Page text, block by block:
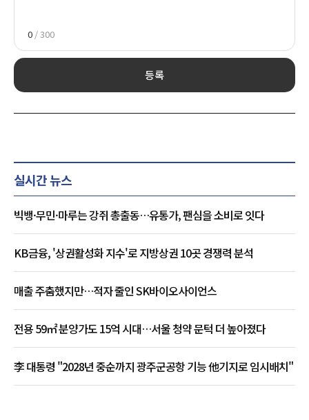
0 / 300
등록
실시간 뉴스
빅뱅·무민·마루는 강쥐 총출동…유통가, 팬심을 소비로 잇다
KB금융, '상권활성화 지수'로 지방상권 10곳 경쟁력 분석
매출 주춤했지만…적자 줄인 SK바이오사이언스
전용 59㎡ 분양가도 15억 시대…서울 청약 문턱 더 높아졌다
李 대통령 "2028년 중순까지 광주군공항 기능 他기지로 임시배치"